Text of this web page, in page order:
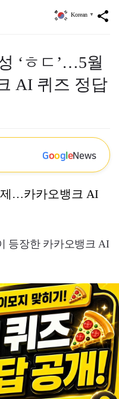
share
Korean ▼
‘ㅎㄷ’…5월
AI 퀴즈 정답
GoogleNews
…카카오뱅크 AI
등장한 카카오뱅크 AI